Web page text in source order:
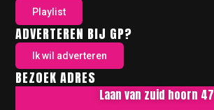
Playlist
ADVERTEREN BIJ GP?
Ik wil adverteren
BEZOEK ADRES
Laan van zuid hoorn 47